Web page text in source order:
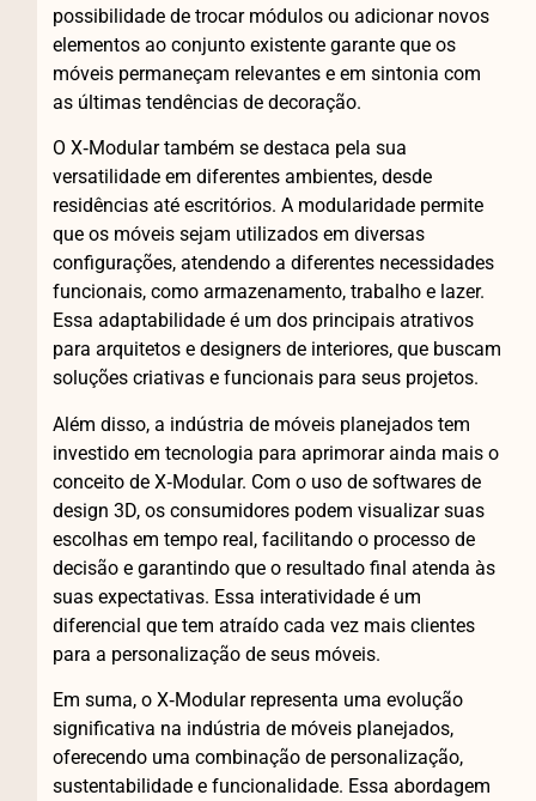
possibilidade de trocar módulos ou adicionar novos
elementos ao conjunto existente garante que os
móveis permaneçam relevantes e em sintonia com
as últimas tendências de decoração.
O X‑Modular também se destaca pela sua
versatilidade em diferentes ambientes, desde
residências até escritórios. A modularidade permite
que os móveis sejam utilizados em diversas
configurações, atendendo a diferentes necessidades
funcionais, como armazenamento, trabalho e lazer.
Essa adaptabilidade é um dos principais atrativos
para arquitetos e designers de interiores, que buscam
soluções criativas e funcionais para seus projetos.
Além disso, a indústria de móveis planejados tem
investido em tecnologia para aprimorar ainda mais o
conceito de X‑Modular. Com o uso de softwares de
design 3D, os consumidores podem visualizar suas
escolhas em tempo real, facilitando o processo de
decisão e garantindo que o resultado final atenda às
suas expectativas. Essa interatividade é um
diferencial que tem atraído cada vez mais clientes
para a personalização de seus móveis.
Em suma, o X‑Modular representa uma evolução
significativa na indústria de móveis planejados,
oferecendo uma combinação de personalização,
sustentabilidade e funcionalidade. Essa abordagem